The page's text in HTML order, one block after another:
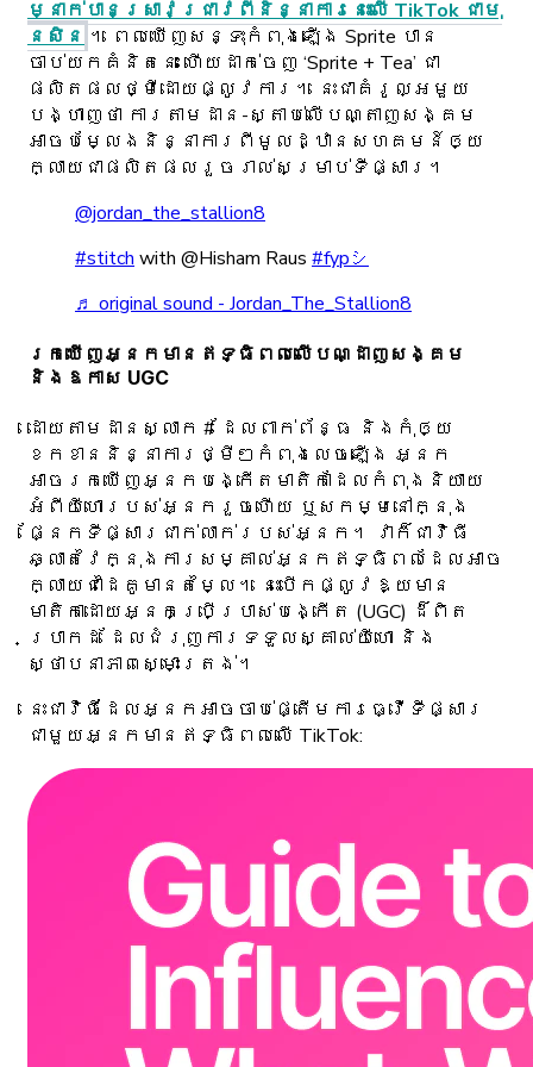
ម្នាក់បានស្រាវជ្រាវពីនិន្នាការនេះលើ TikTok ជាមុ
នសិន ។ ពេលឃើញសន្ទុះកំពុងឡើង Sprite បាន
ចាប់យកគំនិតនេះ ហើយដាក់ចេញ ‘Sprite + Tea’ ជា
ផលិតផលថ្មីដោយផ្លូវការ។ នេះជាគំរូល្អមួយ
បង្ហាញថា ការតាមដាន-ស្តាប់លើបណ្តាញសង្គម
អាចបម្លែងនិន្នាការពីមូលដ្ឋានសហគមន៍ឲ្យ
ក្លាយជាផលិតផលរួចរាល់សម្រាប់ទីផ្សារ។
@jordan_the_stallion8
#stitch with @Hisham Raus #fypシ
♬ original sound - Jordan_The_Stallion8
រកឃើញអ្នកមានឥទ្ធិពលលើបណ្ដាញសង្គម
និងឱកាស UGC
ដោយតាមដានស្លាក # ដែលពាក់ព័ន្ធ និងកុំឲ្យ
ខកខាននិន្នាការថ្មីៗកំពុងលេចឡើង អ្នក
អាចរកឃើញអ្នកបង្កើតមាតិកាដែលកំពុងនិយាយ
អំពីយីហោរបស់អ្នករួចហើយ ឬសកម្មនៅក្នុង
ផ្នែកទីផ្សារជាក់លាក់របស់អ្នក។ វាក៏ជាវិធី
ឆ្លាតវៃក្នុងការសម្គាល់អ្នកឥទ្ធិពលដែលអាច
ក្លាយជាដៃគូមានតម្លៃ។ នេះបើកផ្លូវឱ្យមាន
មាតិកាដោយអ្នកប្រើប្រាស់បង្កើត (UGC) ដ៏ពិត
ប្រាកដ ដែលជំរុញការទទួលស្គាល់យីហោ និង
ស្ថាបនាភាពស្មោះត្រង់។
នេះជាវិធីដែលអ្នកអាចចាប់ផ្តើមការធ្វើទីផ្សារ
ជាមួយអ្នកមានឥទ្ធិពលលើ TikTok: